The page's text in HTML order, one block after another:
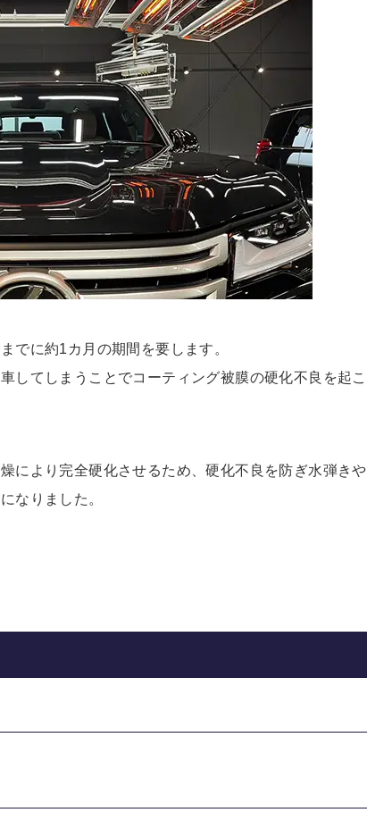
でに約1カ月の期間を要します。
してしまうことでコーティング被膜の硬化不良を起こ
により完全硬化させるため、硬化不良を防ぎ水弾きや
なりました。